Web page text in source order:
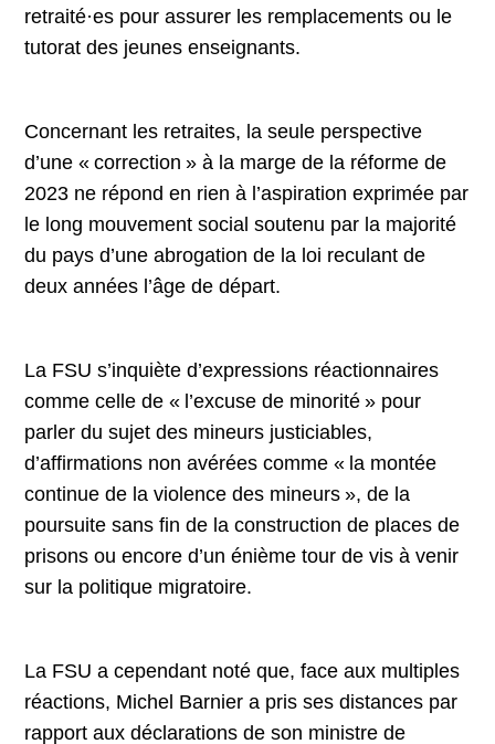
retraité·es pour assurer les remplacements ou le
tutorat des jeunes enseignants.
Concernant les retraites, la seule perspective
d’une « correction » à la marge de la réforme de
2023 ne répond en rien à l’aspiration exprimée par
le long mouvement social soutenu par la majorité
du pays d’une abrogation de la loi reculant de
deux années l’âge de départ.
La FSU s’inquiète d’expressions réactionnaires
comme celle de « l’excuse de minorité » pour
parler du sujet des mineurs justiciables,
d’affirmations non avérées comme « la montée
continue de la violence des mineurs », de la
poursuite sans fin de la construction de places de
prisons ou encore d’un énième tour de vis à venir
sur la politique migratoire.
La FSU a cependant noté que, face aux multiples
réactions, Michel Barnier a pris ses distances par
rapport aux déclarations de son ministre de